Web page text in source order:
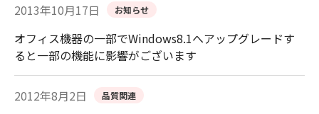
2013年10月17日 お知らせ
オフィス機器の一部でWindows8.1へアップグレードす
ると一部の機能に影響がございます
2012年8月2日 品質関連